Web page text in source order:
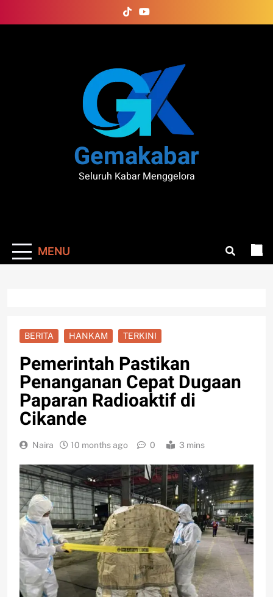
to
Gemakabar
Seluruh Kabar Menggelora
MENU
BERITA HANKAM TERKINI
Pemerintah Pastikan
Penanganan Cepat Dugaan
Paparan Radioaktif di
Cikande
Naira 10 months ago 0 3 mins